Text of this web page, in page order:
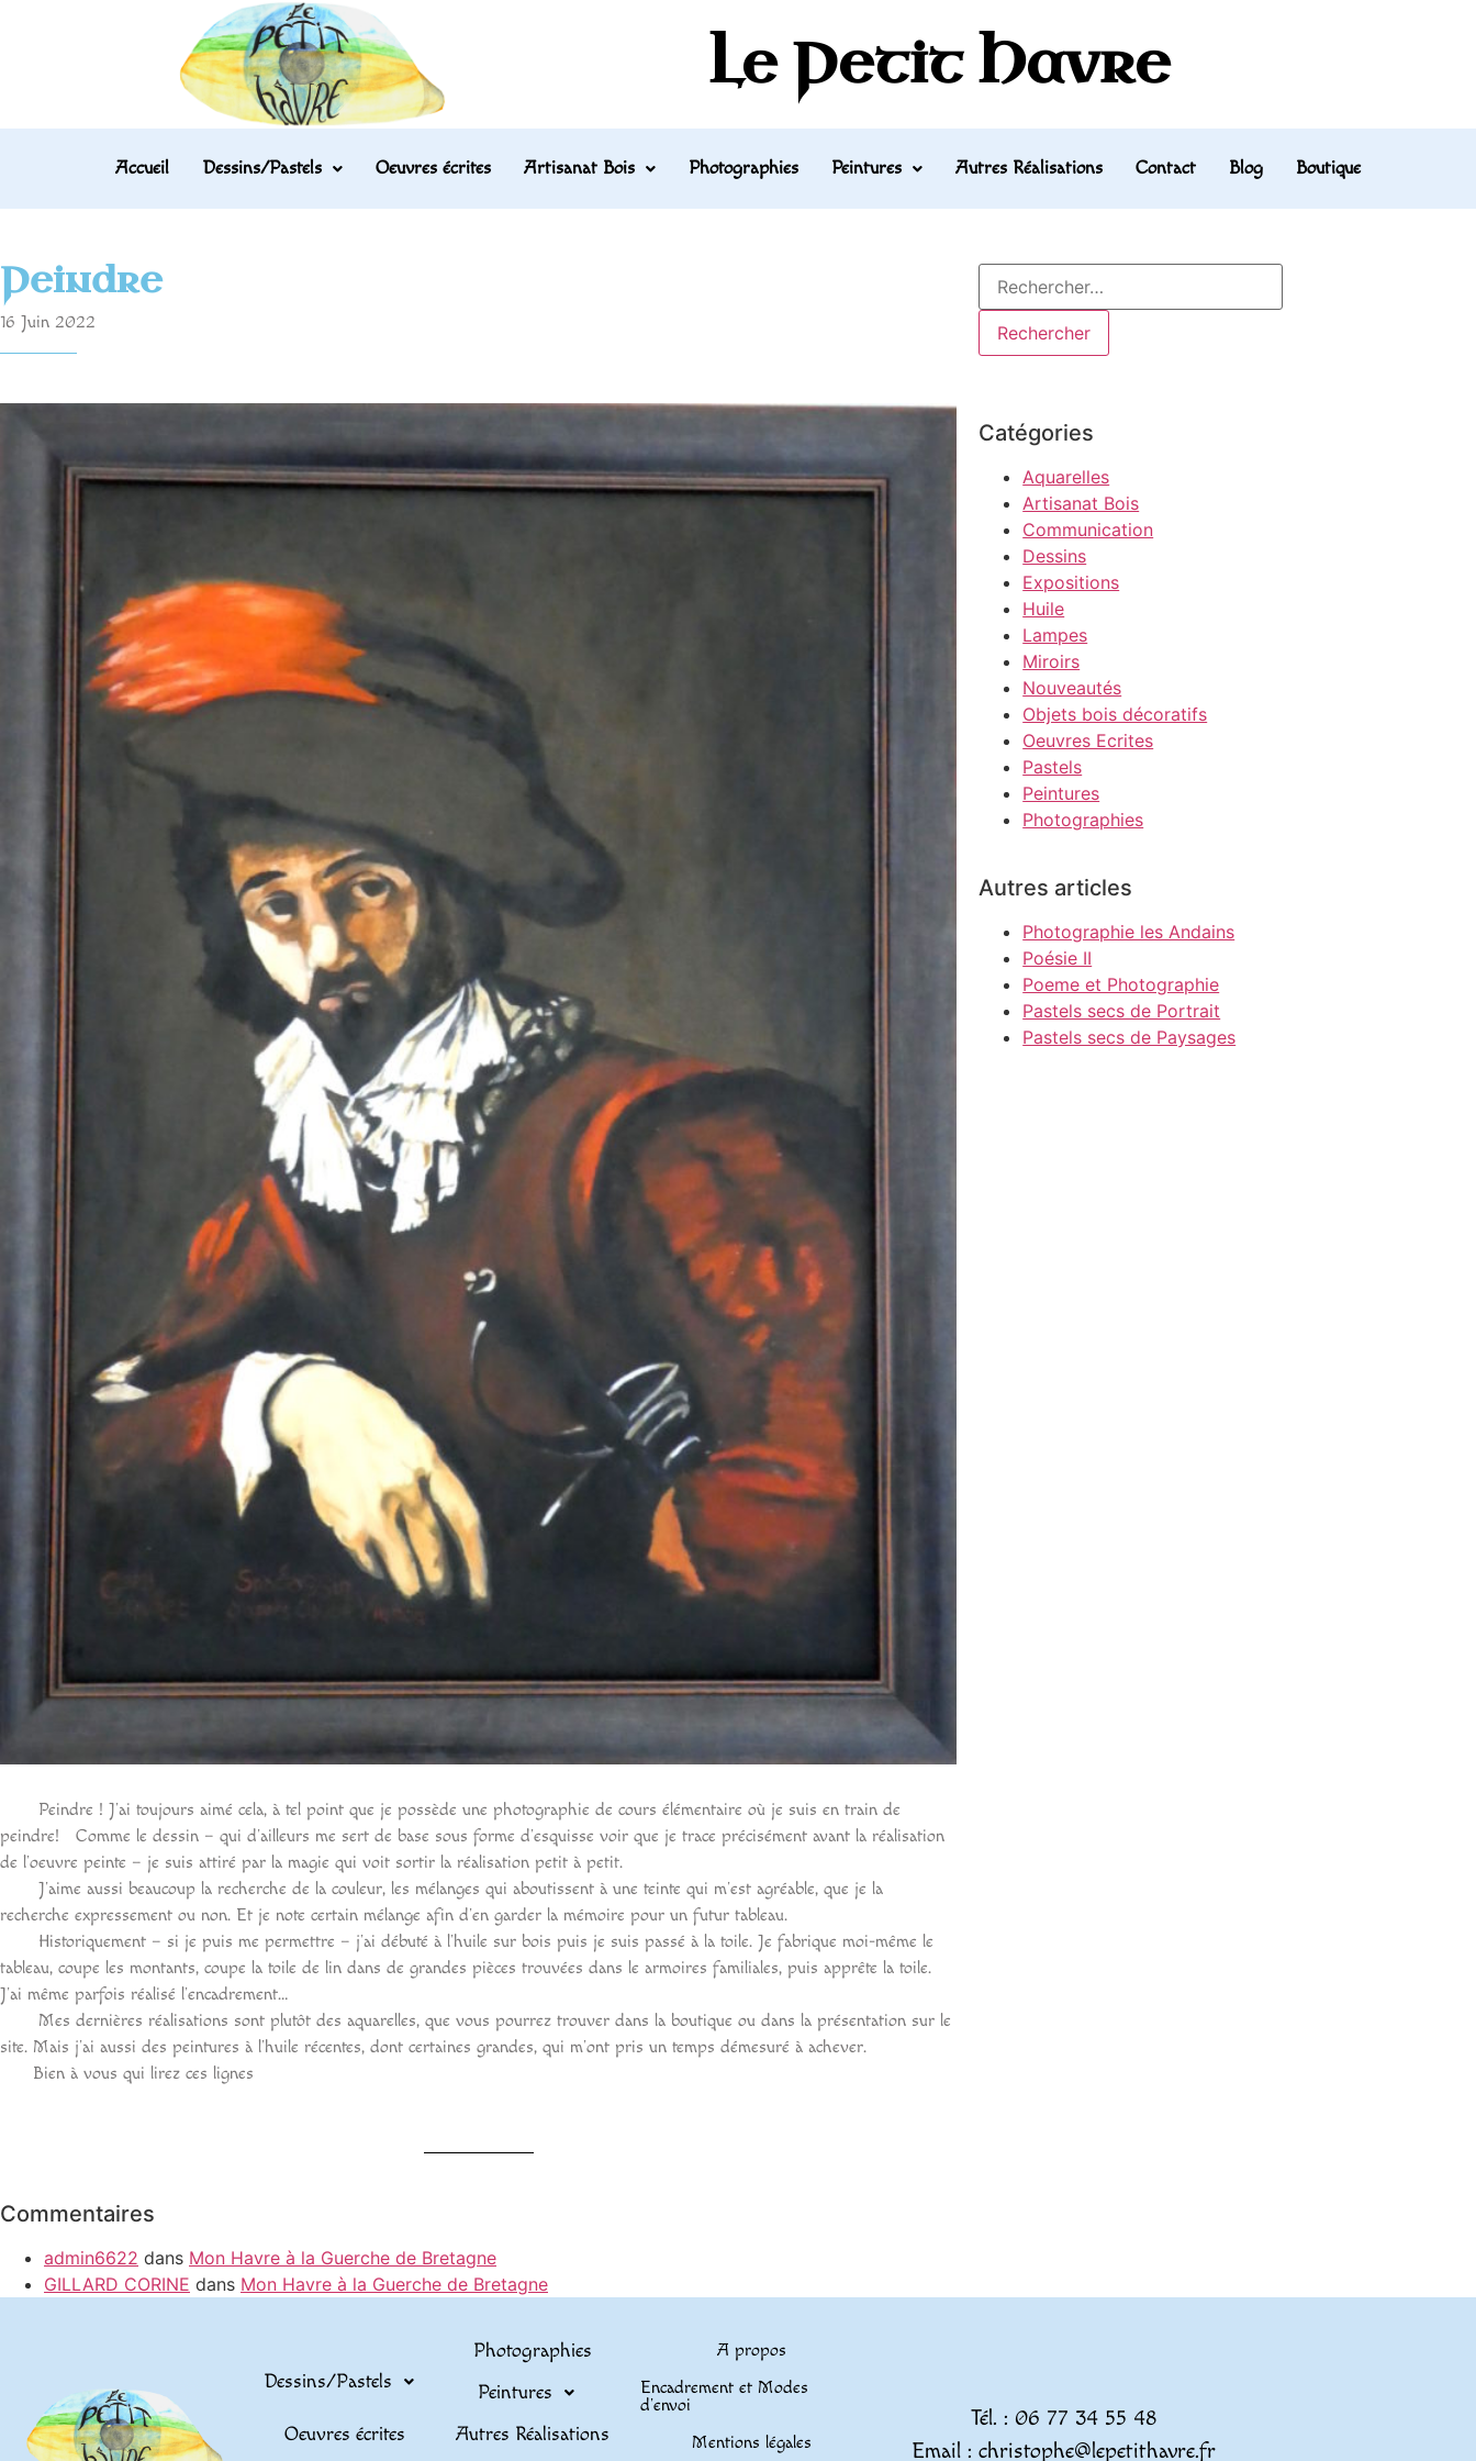
Le Petit Havre
Accueil Dessins/Pastels Oeuvres écrites Artisanat Bois Photographies Peintures Autres Réalisations Contact Blog Boutique
Peindre
16 Juin 2022
Peindre ! J’ai toujours aimé cela, à tel point que je possède une photographie de cours élémentaire où je suis en train de
peindre! Comme le dessin – qui d’ailleurs me sert de base sous forme d’esquisse voir que je trace précisément avant la réalisation
de l’oeuvre peinte – je suis attiré par la magie qui voit sortir la réalisation petit à petit.
J’aime aussi beaucoup la recherche de la couleur, les mélanges qui aboutissent à une teinte qui m’est agréable, que je la
recherche expressement ou non. Et je note certain mélange afin d’en garder la mémoire pour un futur tableau.
Historiquement – si je puis me permettre – j’ai débuté à l’huile sur bois puis je suis passé à la toile. Je fabrique moi-même le
tableau, coupe les montants, coupe la toile de lin dans de grandes pièces trouvées dans le armoires familiales, puis apprête la toile.
J’ai même parfois réalisé l’encadrement…
Mes dernières réalisations sont plutôt des aquarelles, que vous pourrez trouver dans la boutique ou dans la présentation sur le
site. Mais j’ai aussi des peintures à l’huile récentes, dont certaines grandes, qui m’ont pris un temps démesuré à achever.
Bien à vous qui lirez ces lignes
Commentaires
admin6622 dans Mon Havre à la Guerche de Bretagne
GILLARD CORINE dans Mon Havre à la Guerche de Bretagne
Catégories
Aquarelles
Artisanat Bois
Communication
Dessins
Expositions
Huile
Lampes
Miroirs
Nouveautés
Objets bois décoratifs
Oeuvres Ecrites
Pastels
Peintures
Photographies
Autres articles
Photographie les Andains
Poésie II
Poeme et Photographie
Pastels secs de Portrait
Pastels secs de Paysages
Dessins/Pastels
Oeuvres écrites
Photographies
Peintures
Autres Réalisations
A propos
Encadrement et Modes
d’envoi
Mentions légales
Tél. : 06 77 34 55 48
Email : christophe@lepetithavre.fr